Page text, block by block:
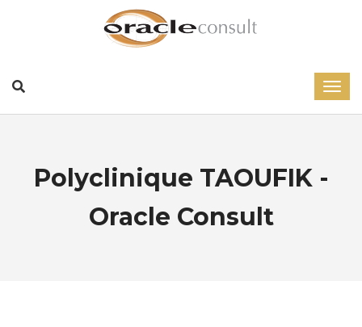
Polyclinique TAOUFIK -
Oracle Consult